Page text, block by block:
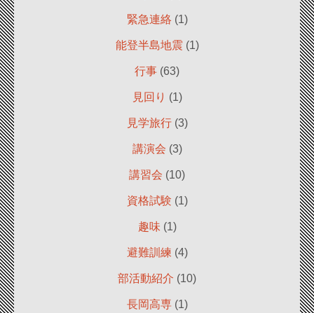
緊急連絡 (1)
能登半島地震 (1)
行事 (63)
見回り (1)
見学旅行(3)
講演会 (3)
講習会 (10)
資格試験 (1)
趣味 (1)
避難訓練 (4)
部活動紹介 (10)
長岡高専(1)